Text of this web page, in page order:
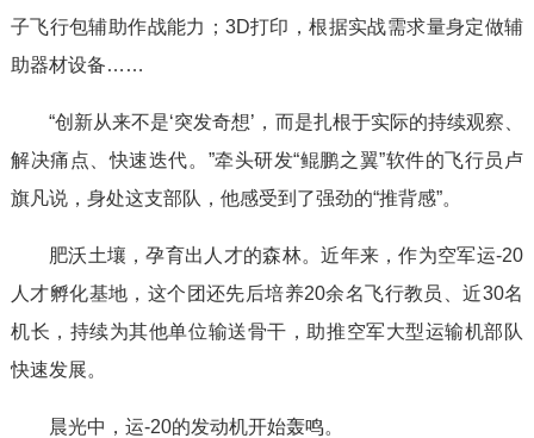
子飞行包辅助作战能力；3D打印，根据实战需求量身定做辅
助器材设备……
“创新从来不是‘突发奇想’，而是扎根于实际的持续观察、
解决痛点、快速迭代。”牵头研发“鲲鹏之翼”软件的飞行员卢
旗凡说，身处这支部队，他感受到了强劲的“推背感”。
肥沃土壤，孕育出人才的森林。近年来，作为空军运-20
人才孵化基地，这个团还先后培养20余名飞行教员、近30名
机长，持续为其他单位输送骨干，助推空军大型运输机部队
快速发展。
晨光中，运-20的发动机开始轰鸣。